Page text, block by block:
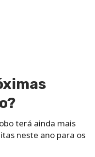
terá ainda mais
neste ano para os